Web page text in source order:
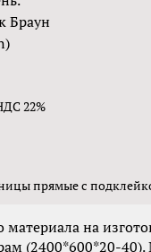
Браун
22%
прямые с
на
(2400*600*20-